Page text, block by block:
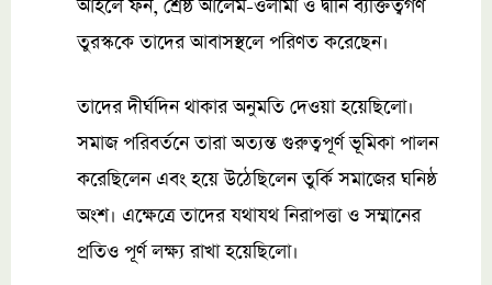
আহলে ফন, শ্রেষ্ঠ আলেম-ওলামা ও দ্বীনি ব্যক্তিত্বগণ
তুরস্ককে তাদের আবাসস্থলে পরিণত করেছেন।
তাদের দীর্ঘদিন থাকার অনুমতি দেওয়া হয়েছিলো।
সমাজ পরিবর্তনে তারা অত্যন্ত গুরুত্বপূর্ণ ভূমিকা পালন
করেছিলেন এবং হয়ে উঠেছিলেন তুর্কি সমাজের ঘনিষ্ঠ
অংশ। এক্ষেত্রে তাদের যথাযথ নিরাপত্তা ও সম্মানের
প্রতিও পূর্ণ লক্ষ্য রাখা হয়েছিলো।